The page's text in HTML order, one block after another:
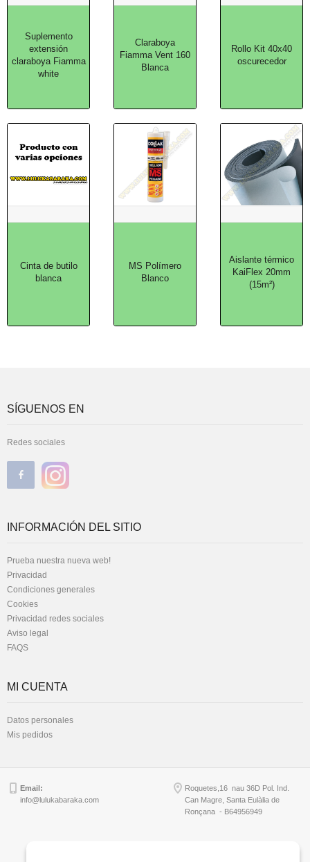
Suplemento
extensión
claraboya Fiamma
white
Claraboya
Fiamma Vent 160
Blanca
Rollo Kit 40x40
oscurecedor
Cinta de butilo
blanca
MS Polímero
Blanco
Aislante térmico
KaiFlex 20mm
(15m²)
SÍGUENOS EN
Redes sociales
INFORMACIÓN DEL SITIO
Prueba nuestra nueva web!
Privacidad
Condiciones generales
Cookies
Privacidad redes sociales
Aviso legal
FAQS
MI CUENTA
Datos personales
Mis pedidos
Email:
info@lulukabaraka.com
Roquetes,16 nau 36D Pol. Ind.
Can Magre, Santa Eulàlia de
Ronçana - B64956949